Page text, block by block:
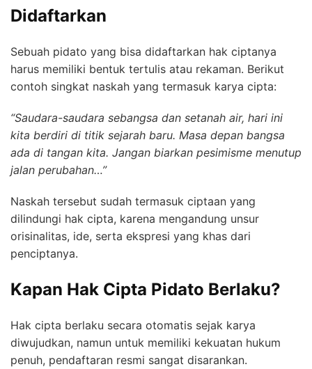
Didaftarkan
Sebuah pidato yang bisa didaftarkan hak ciptanya
harus memiliki bentuk tertulis atau rekaman. Berikut
contoh singkat naskah yang termasuk karya cipta:
“Saudara-saudara sebangsa dan setanah air, hari ini
kita berdiri di titik sejarah baru. Masa depan bangsa
ada di tangan kita. Jangan biarkan pesimisme menutup
jalan perubahan…”
Naskah tersebut sudah termasuk ciptaan yang
dilindungi hak cipta, karena mengandung unsur
orisinalitas, ide, serta ekspresi yang khas dari
penciptanya.
Kapan Hak Cipta Pidato Berlaku?
Hak cipta berlaku secara otomatis sejak karya
diwujudkan, namun untuk memiliki kekuatan hukum
penuh, pendaftaran resmi sangat disarankan.